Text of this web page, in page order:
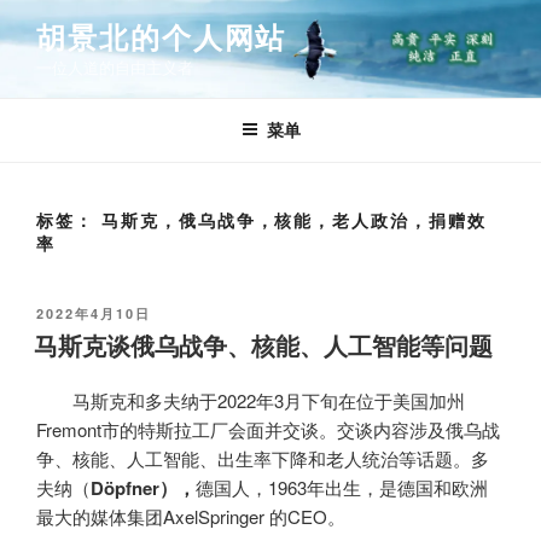
至
胡景北的个人网站
一位人道的自由主义者
菜单
标签： 马斯克，俄乌战争，核能，老人政治，捐赠效
率
发
布
于
2022年4月10日
马斯克谈俄乌战争、核能、人工智能等问题
马斯克和多夫纳于2022年3月下旬在位于美国加州
Fremont市的特斯拉工厂会面并交谈。交谈内容涉及俄乌战
争、核能、人工智能、出生率下降和老人统治等话题。多
夫纳（Döpfner）， 德国人，1963年出生，是德国和欧洲
最大的媒体集团AxelSpringer 的CEO。